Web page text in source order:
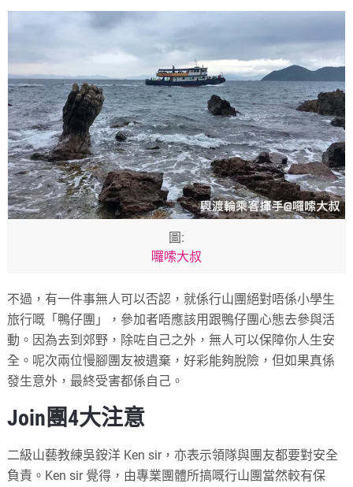
圖:
囉嗦大叔
不過，有一件事無人可以否認，就係行山團絕對唔係小學生
旅行嘅「鴨仔團」，參加者唔應該用跟鴨仔團心態去參與活
動。因為去到郊野，除咗自己之外，無人可以保障你人生安
全。呢次兩位慢腳團友被遺棄，好彩能夠脫險，但如果真係
發生意外，最終受害都係自己。
Join團4大注意
二級山藝教練吳銨洋 Ken sir，亦表示領隊與團友都要對安全
負責。Ken sir 覺得，由專業團體所搞嘅行山團當然較有保